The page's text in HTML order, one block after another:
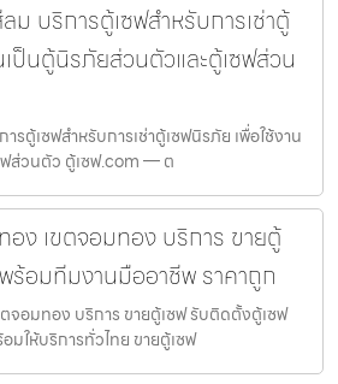
ม บริการตู้เซฟสำหรับการเช่าตู้
เป็นตู้นิรภัยส่วนตัวและตู้เซฟส่วน
รตู้เซฟสำหรับการเช่าตู้เซฟนิรภัย เพื่อใช้งาน
ส่วนตัว ตู้เซฟ.com — ต
อง เขตจอมทอง บริการ ขายตู้
ร้อมทีมงานมืออาชีพ ราคาถูก
จอมทอง บริการ ขายตู้เซฟ รับติดตั้งตู้เซฟ
ให้บริการทั่วไทย ขายตู้เซฟ